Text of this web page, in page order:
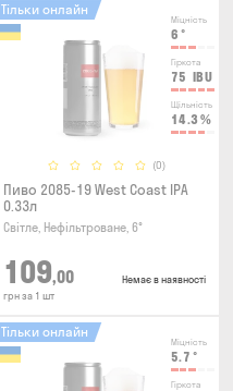
Міцність
6 °
Гіркота
75 IBU
Щільність
14.3 %
(0)
Тільки онлайн
Пиво 2085-19 West Coast IPA
0.33л
Світле, Нефільтроване, 6°
109,00
грн за 1 шт
Немає в наявності
Міцність
5.7 °
Гіркота
Тільки онлайн